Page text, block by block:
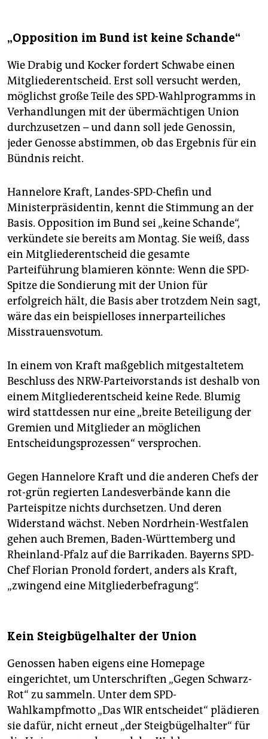
„Opposition im Bund ist keine Schande“
Wie Drabig und Kocker fordert Schwabe einen
Mitgliederentscheid. Erst soll versucht werden,
möglichst große Teile des SPD-Wahlprogramms in
Verhandlungen mit der übermächtigen Union
durchzusetzen – und dann soll jede Genossin,
jeder Genosse abstimmen, ob das Ergebnis für ein
Bündnis reicht.
Hannelore Kraft, Landes-SPD-Chefin und
Ministerpräsidentin, kennt die Stimmung an der
Basis. Opposition im Bund sei „keine Schande“,
verkündete sie bereits am Montag. Sie weiß, dass
ein Mitgliederentscheid die gesamte
Parteiführung blamieren könnte: Wenn die SPD-
Spitze die Sondierung mit der Union für
erfolgreich hält, die Basis aber trotzdem Nein sagt,
wäre das ein beispielloses innerparteiliches
Misstrauensvotum.
In einem von Kraft maßgeblich mitgestaltetem
Beschluss des NRW-Parteivorstands ist deshalb von
einem Mitgliederentscheid keine Rede. Blumig
wird stattdessen nur eine „breite Beteiligung der
Gremien und Mitglieder an möglichen
Entscheidungsprozessen“ versprochen.
Gegen Hannelore Kraft und die anderen Chefs der
rot-grün regierten Landesverbände kann die
Parteispitze nichts durchsetzen. Und deren
Widerstand wächst. Neben Nordrhein-Westfalen
gehen auch Bremen, Baden-Württemberg und
Rheinland-Pfalz auf die Barrikaden. Bayerns SPD-
Chef Florian Pronold fordert, anders als Kraft,
„zwingend eine Mitgliederbefragung“.
Kein Steigbügelhalter der Union
Genossen haben eigens eine Homepage
eingerichtet, um Unterschriften „Gegen Schwarz-
Rot“ zu sammeln. Unter dem SPD-
Wahlkampfmotto „Das WIR entscheidet“ plädieren
sie dafür, nicht erneut „der Steigbügelhalter“ für